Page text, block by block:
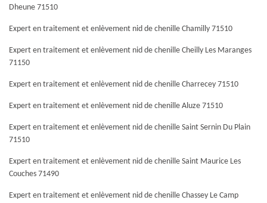
Dheune 71510
Expert en traitement et enlèvement nid de chenille Chamilly 71510
Expert en traitement et enlèvement nid de chenille Cheilly Les Maranges
71150
Expert en traitement et enlèvement nid de chenille Charrecey 71510
Expert en traitement et enlèvement nid de chenille Aluze 71510
Expert en traitement et enlèvement nid de chenille Saint Sernin Du Plain
71510
Expert en traitement et enlèvement nid de chenille Saint Maurice Les
Couches 71490
Expert en traitement et enlèvement nid de chenille Chassey Le Camp